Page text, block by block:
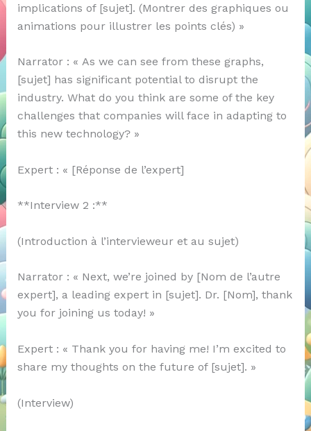
implications of [sujet]. (Montrer des graphiques ou
animations pour illustrer les points clés) »
Narrator : « As we can see from these graphs,
[sujet] has significant potential to disrupt the
industry. What do you think are some of the key
challenges that companies will face in adapting to
this new technology? »
Expert : « [Réponse de l’expert]
**Interview 2 :**
(Introduction à l’intervieweur et au sujet)
Narrator : « Next, we’re joined by [Nom de l’autre
expert], a leading expert in [sujet]. Dr. [Nom], thank
you for joining us today! »
Expert : « Thank you for having me! I’m excited to
share my thoughts on the future of [sujet]. »
(Interview)